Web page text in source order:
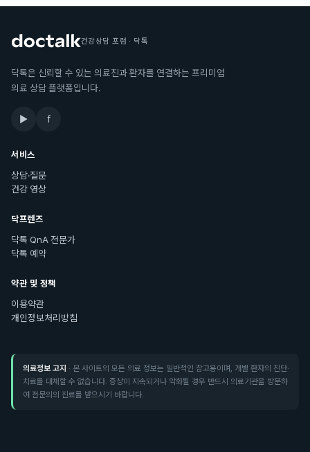
건강상담 포럼 · 닥톡
닥톡은 신뢰할 수 있는 의료진과 환자를 연결하는 프리미엄
의료 상담 플랫폼입니다.
▶ f
서비스
상담·질문
건강 영상
닥프렌즈
닥톡 QnA 전문가
닥톡 예약
약관 및 정책
이용약관
개인정보처리방침
의료정보 고지 · 본 사이트의 모든 의료 정보는 일반적인 참고용이며, 개별 환자의 진단·
치료를 대체할 수 없습니다. 증상이 지속되거나 악화될 경우 반드시 의료기관을 방문하
여 전문의의 진료를 받으시기 바랍니다.